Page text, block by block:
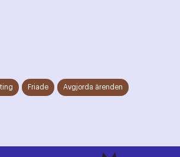
Friade Avgjorda ärenden